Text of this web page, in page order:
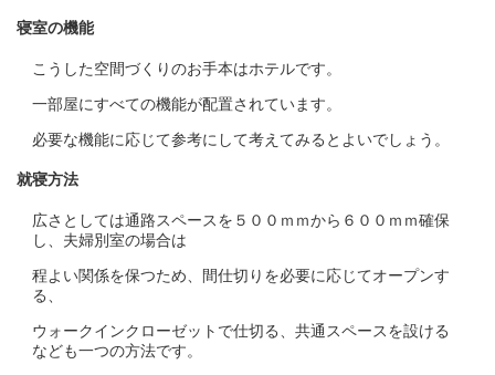
寝室の機能
こうした空間づくりのお手本はホテルです。
一部屋にすべての機能が配置されています。
必要な機能に応じて参考にして考えてみるとよいでしょう。
就寝方法
広さとしては通路スペースを５００ｍｍから６００ｍｍ確保
し、夫婦別室の場合は
程よい関係を保つため、間仕切りを必要に応じてオープンす
る、
ウォークインクローゼットで仕切る、共通スペースを設ける
なども一つの方法です。